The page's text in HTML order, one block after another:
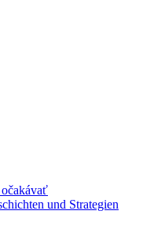
und Strategien